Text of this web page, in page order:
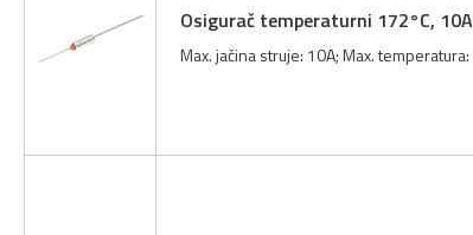
Osigurač temperaturni 172°C, 10A
Max. jačina struje: 10A; Max.